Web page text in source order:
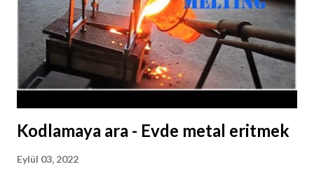
Bu komutları koşul ifadeleri kullanarak, eylemlere
dönüştürmek sizin elinizde. Şimdi örnek olması için biraz
daha çeşitlendirelim mi? Input.GetMouseButtonDown(2) :
Farenin tekerleğine basılması sonucu algılanan komuttur.
Input.GetKeyUp("a") : Klavyeden 'a' tuşuna basmayı bıra...
Kodlamaya ara - Evde metal eritmek
Eylül 03, 2022